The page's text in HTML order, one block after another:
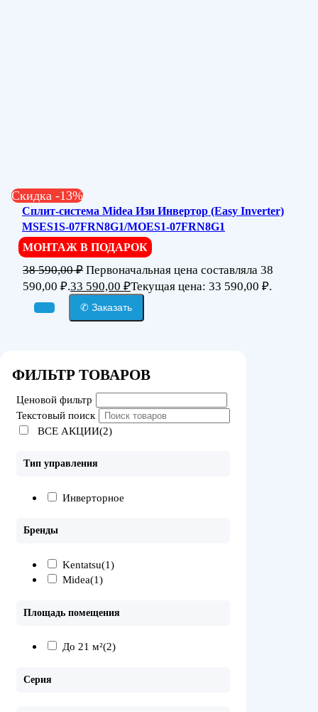
Скидка -13%
Сплит-система Midea Изи Инвертор (Easy Inverter)
MSES1S-07FRN8G1/MOES1-07FRN8G1
МОНТАЖ В ПОДАРОК
38 590,00₽ Первоначальная цена составляла 38
590,00 ₽.33 590,00 ₽Текущая цена: 33 590,00 ₽.
✆ Заказать
ФИЛЬТР ТОВАРОВ
Ценовой фильтр
Текстовый поиск
ВСЕ АКЦИИ(2)
Тип управления
Инверторное
Бренды
Kentatsu(1)
Midea(1)
Площадь помещения
До 21 м²(2)
Серия